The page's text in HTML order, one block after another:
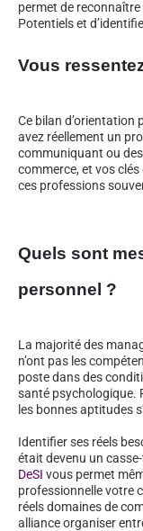
permet de
Potentiels et
Vous
Ce bilan d’orientation
avez réellement un
communiquant ou
commerce, et vos
ces professions
Quels sont
personnel ?
La majorité des
n’ont pas les
poste dans des
santé psychologique.
les bonnes aptitudes
Identifier ses réels
était devenu un
DeSI vous permet
professionnelle votre
réels domaines de
alliance organiser